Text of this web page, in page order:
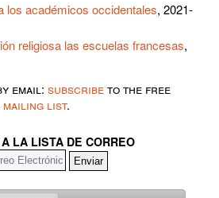
los académicos occidentales, 2021-
religiosa las escuelas francesas,
email: subscribeto the free
mailing list.
LA LISTA DE CORREO